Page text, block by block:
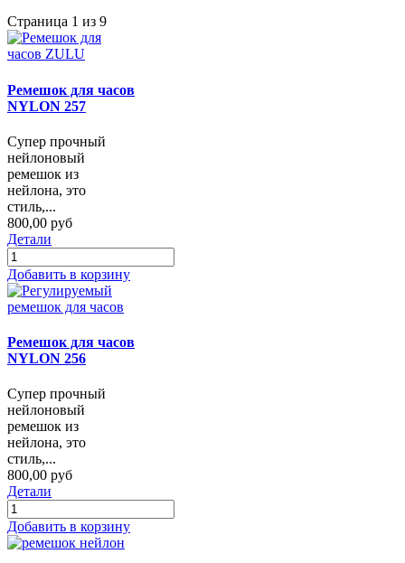
Страница 1 из 9
Ремешок для часов
NYLON 257
Супер прочный
нейлоновый
ремешок из
нейлона, это
стиль,...
800,00 руб
Детали
Добавить в корзину
Ремешок для часов
NYLON 256
Супер прочный
нейлоновый
ремешок из
нейлона, это
стиль,...
800,00 руб
Детали
Добавить в корзину